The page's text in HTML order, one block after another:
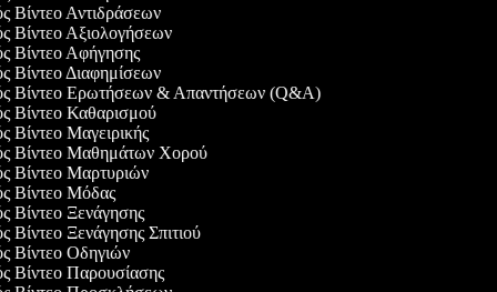
Βίντεο Αντιδράσεων
Βίντεο Αξιολογήσεων
Βίντεο Αφήγησης
Βίντεο Διαφημίσεων
Βίντεο Ερωτήσεων & Απαντήσεων (Q&A)
Βίντεο Καθαρισμού
Βίντεο Μαγειρικής
Βίντεο Μαθημάτων Χορού
Βίντεο Μαρτυριών
Βίντεο Μόδας
Βίντεο Ξενάγησης
Βίντεο Ξενάγησης Σπιτιού
Βίντεο Οδηγιών
Βίντεο Παρουσίασης